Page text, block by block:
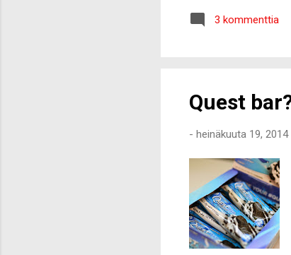
3 kommenttia
Quest
- heinäkuuta 19, 2014